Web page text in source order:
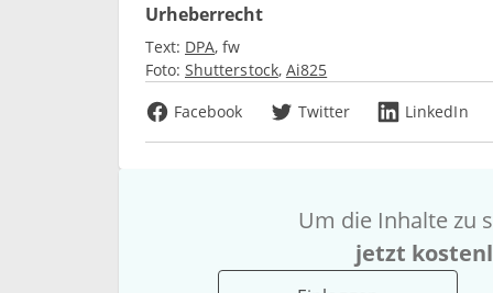
Urheberrecht
Text: DPA fw
Foto: Shutterstock Ai825
Facebook
Twitter LinkedIn
Um die Inhalte zu
jetzt